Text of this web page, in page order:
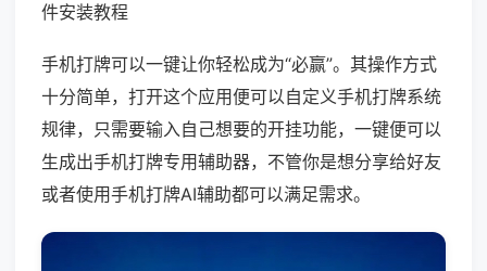
件安装教程
手机打牌可以一键让你轻松成为“必赢”。其操作方式
十分简单，打开这个应用便可以自定义手机打牌系统
规律，只需要输入自己想要的开挂功能，一键便可以
生成出手机打牌专用辅助器，不管你是想分享给好友
或者使用手机打牌AI辅助都可以满足需求。